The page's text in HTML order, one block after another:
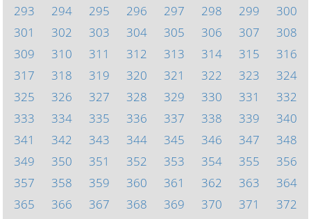
293
294 295 296 297 298 299
300
301
302 303 304 305 306 307
308
309
310 311 312 313 314 315
316
317
318 319 320 321 322 323
324
325
326 327 328 329 330 331
332
333
334 335 336 337 338 339
340
341
342 343 344 345 346 347
348
349
350 351 352 353 354 355
356
357
358 359 360 361 362 363
364
365
366 367 368 369 370 371
372